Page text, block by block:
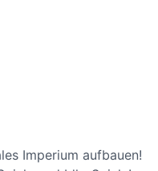
Imperium aufbauen!